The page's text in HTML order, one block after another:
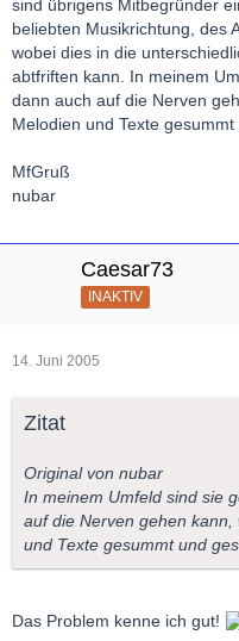
sind übrigens Mitbegründer
beliebten Musikrichtung, des
wobei dies in die
abtfriften kann. In meinem
dann auch auf die Nerven
Melodien und Texte
MfGruß
nubar
Caesar73
INAKTIV
14. Juni 2005
Zitat
Original von nubar
In meinem Umfeld sind sie
auf die Nerven gehen
und Texte gesummt und
Das Problem kenne ich gut!